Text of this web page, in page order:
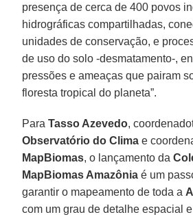
presença de cerca de 400 povos
hidrográficas compartilhadas,
unidades de conservação, e
de uso do solo -desmatamento-,
pressões e ameaças que pairam
floresta tropical do planeta”.
ParaTasso Azevedo,
Observatório do Clima e
MapBiomas, o lançamento da
MapBiomas Amazônia é um
garantir o mapeamento de toda a
com um grau de detalhe espacial